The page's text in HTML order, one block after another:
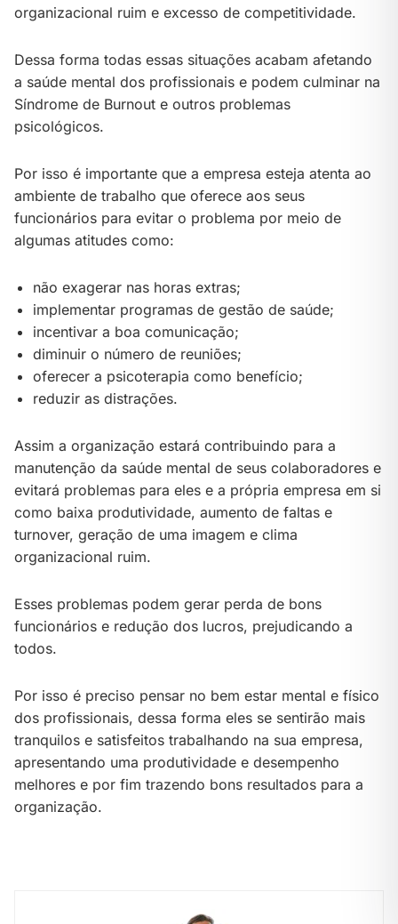
organizacional ruim e excesso de competitividade.
Dessa forma todas essas situações acabam afetando
a saúde mental dos profissionais e podem culminar na
Síndrome de Burnout e outros problemas
psicológicos.
Por isso é importante que a empresa esteja atenta ao
ambiente de trabalho que oferece aos seus
funcionários para evitar o problema por meio de
algumas atitudes como:
não exagerar nas horas extras;
implementar programas de gestão de saúde;
incentivar a boa comunicação;
diminuir o número de reuniões;
oferecer a psicoterapia como benefício;
reduzir as distrações.
Assim a organização estará contribuindo para a
manutenção da saúde mental de seus colaboradores e
evitará problemas para eles e a própria empresa em si
como baixa produtividade, aumento de faltas e
turnover, geração de uma imagem e clima
organizacional ruim.
Esses problemas podem gerar perda de bons
funcionários e redução dos lucros, prejudicando a
todos.
Por isso é preciso pensar no bem estar mental e físico
dos profissionais, dessa forma eles se sentirão mais
tranquilos e satisfeitos trabalhando na sua empresa,
apresentando uma produtividade e desempenho
melhores e por fim trazendo bons resultados para a
organização.